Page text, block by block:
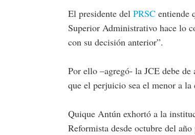
El presidente del PRSC entiende
Superior Administrativo hace lo
con su decisión anterior”.
Por ello –agregó- la JCE debe
que el perjuicio sea el menor a
Quique Antún exhortó a la
Reformista desde octubre del